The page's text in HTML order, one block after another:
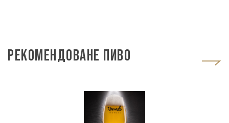
РЕКОМЕНДОВАНЕ ПИВО